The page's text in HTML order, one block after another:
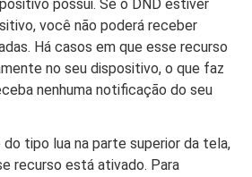
possui. Se o DND estiver
você não poderá receber
Há casos em que esse recurso
no seu dispositivo, o que faz
nenhuma notificação do seu
tipo lua na parte superior da tela,
recurso está ativado. Para